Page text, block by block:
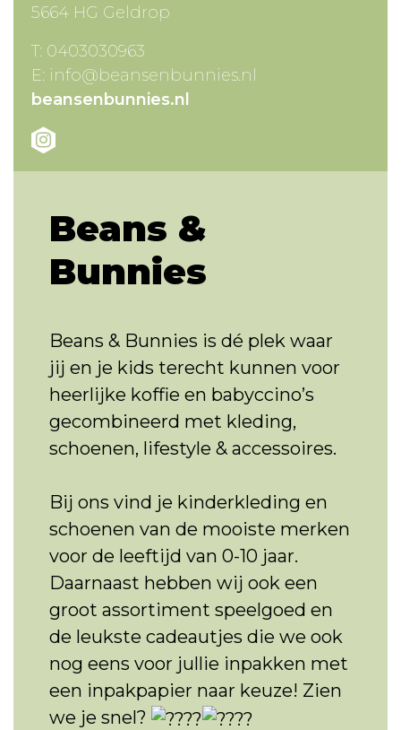
5664 HG Geldrop
T: 0403030963
E: info@beansenbunnies.nl
beansenbunnies.nl
Beans &
Bunnies
Beans & Bunnies is dé plek waar
jij en je kids terecht kunnen voor
heerlijke koffie en babyccino’s
gecombineerd met kleding,
schoenen, lifestyle & accessoires.
Bij ons vind je kinderkleding en
schoenen van de mooiste merken
voor de leeftijd van 0-10 jaar.
Daarnaast hebben wij ook een
groot assortiment speelgoed en
de leukste cadeautjes die we ook
nog eens voor jullie inpakken met
een inpakpapier naar keuze! Zien
we je snel?